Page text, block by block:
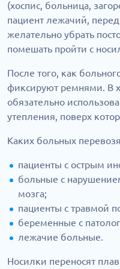
(хоспис, больница,
пациент лежачий,
желательно убрать
помешать пройти с
После того, как
фиксируют ремнями. В
обязательно
утепления, поверх
Каких больных
пациенты с острым
больные с
мозга;
пациенты с травмой
беременные с
лежачие больные.
Носилки переносят